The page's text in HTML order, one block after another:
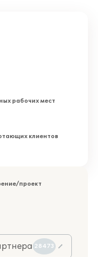
рабочих мест
клиентов
проект
28473